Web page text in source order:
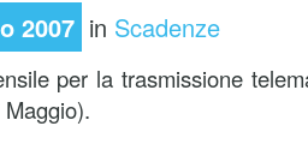
2007 in Scadenze
per la trasmissione